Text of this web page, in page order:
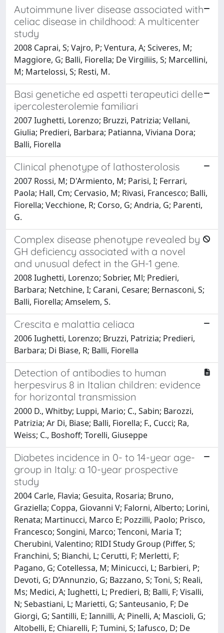
Autoimmune liver disease associated with
celiac disease in childhood: A multicenter
study
2008 Caprai, S; Vajro, P; Ventura, A; Sciveres, M;
Maggiore, G; Balli, Fiorella; De Virgiliis, S; Marcellini,
M; Martelossi, S; Resti, M.
Basi genetiche ed aspetti terapeutici delle
ipercolesterolemie familiari
2007 Iughetti, Lorenzo; Bruzzi, Patrizia; Vellani,
Giulia; Predieri, Barbara; Patianna, Viviana Dora;
Balli, Fiorella
Clinical phenotype of lathosterolosis
2007 Rossi, M; D'Armiento, M; Parisi, I; Ferrari,
Paola; Hall, Cm; Cervasio, M; Rivasi, Francesco; Balli,
Fiorella; Vecchione, R; Corso, G; Andria, G; Parenti,
G.
Complex disease phenotype revealed by
GH deficiency associated with a novel
and unusual defect in the GH-1 gene.
2008 Iughetti, Lorenzo; Sobrier, Ml; Predieri,
Barbara; Netchine, I; Carani, Cesare; Bernasconi, S;
Balli, Fiorella; Amselem, S.
Crescita e malattia celiaca
2006 Iughetti, Lorenzo; Bruzzi, Patrizia; Predieri,
Barbara; Di Biase, R; Balli, Fiorella
Detection of antibodies to human
herpesvirus 8 in Italian children: evidence
for horizontal transmission
2000 D., Whitby; Luppi, Mario; C., Sabin; Barozzi,
Patrizia; Ar Di, Biase; Balli, Fiorella; F., Cucci; Ra,
Weiss; C., Boshoff; Torelli, Giuseppe
Diabetes incidence in 0- to 14-year age-
group in Italy: a 10-year prospective
study
2004 Carle, Flavia; Gesuita, Rosaria; Bruno,
Graziella; Coppa, Giovanni V; Falorni, Alberto; Lorini,
Renata; Martinucci, Marco E; Pozzilli, Paolo; Prisco,
Francesco; Songini, Marco; Tenconi, Maria T;
Cherubini, Valentino; RIDI Study Group (Piffer, S;
Franchini, S; Bianchi, L; Cerutti, F; Merletti, F;
Pagano, G; Cotellessa, M; Minicucci, L; Barbieri, P;
Devoti, G; D’Annunzio, G; Bazzano, S; Toni, S; Reali,
Ms; Medici, A; Iughetti, L; Predieri, B; Balli, F; Visalli,
N; Sebastiani, L; Marietti, G; Santeusanio, F; De
Giorgi, G; Santilli, E; Iannilli, A; Pinelli, A; Mascioli, G;
Altobelli, E; Chiarelli, F; Tumini, S; Iafusco, D; De